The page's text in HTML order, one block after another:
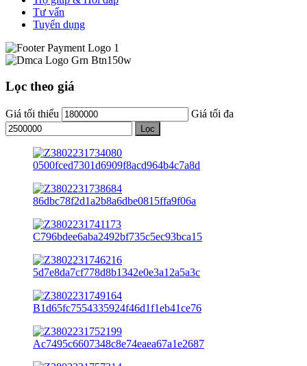
Tư vấn
Tuyển dụng
Lọc theo giá
Giá tối thiểu Giá tối đa
Lọc